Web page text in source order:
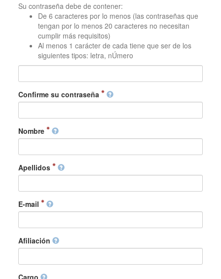
Su contraseña debe de contener:
De 6 caracteres por lo menos (las contraseñas que
tengan por lo menos 20 caracteres no necesitan
cumplir más requisitos)
Al menos 1 carácter de cada tiene que ser de los
siguientes tipos: letra, nÚmero
Confirme su contraseña
Nombre
Apellidos
E-mail
Afiliación
Cargo